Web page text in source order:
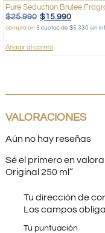
Pure Seduction Brulee
$25.990 $15.990
compra en 3 cuotas de $5.330 sin
Añadir al carrito
VALORACIONES
Aún no hay reseñas
Sé el primero en
Original 250 ml”
Tu dirección de
Los campos
Tu puntuación